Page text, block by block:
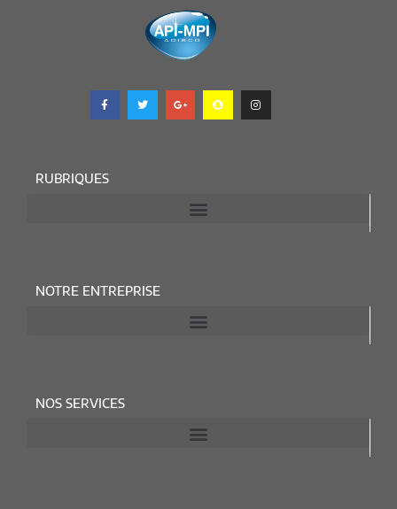
trempage ou brossage, avec rinçage à l'eau claire
RUBRIQUES
NOTRE ENTREPRISE
NOS SERVICES